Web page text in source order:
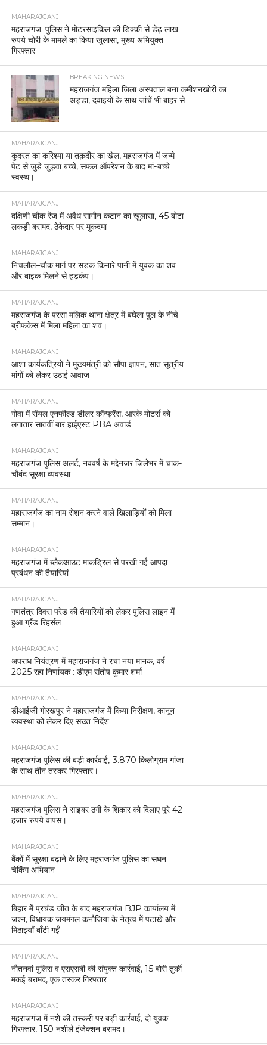
MAHARAJGANJ
महराजगंज: पुलिस ने मोटरसाइकिल की डिक्की से डेढ़ लाख
रुपये चोरी के मामले का किया खुलासा, मुख्य अभियुक्त
गिरफ्तार
BREAKING NEWS
महराजगंज महिला जिला अस्पताल बना कमीशनखोरी का
अड्डा, दवाइयों के साथ जांचें भी बाहर से
MAHARAJGANJ
कुदरत का करिश्मा या तक़दीर का खेल, महराजगंज में जन्मे
पेट से जुड़े जुड़वा बच्चे, सफल ऑपरेशन के बाद मां-बच्चे
स्वस्थ।
MAHARAJGANJ
दक्षिणी चौक रेंज में अवैध सागौन कटान का खुलासा, 45 बोटा
लकड़ी बरामद, ठेकेदार पर मुकदमा
MAHARAJGANJ
निचलौल–चौक मार्ग पर सड़क किनारे पानी में युवक का शव
और बाइक मिलने से हड़कंप।
MAHARAJGANJ
महराजगंज के परसा मलिक थाना क्षेत्र में बघेला पुल के नीचे
ब्रीफकेस में मिला महिला का शव।
MAHARAJGANJ
आशा कार्यकत्रियों ने मुख्यमंत्री को सौंपा ज्ञापन, सात सूत्रीय
मांगों को लेकर उठाई आवाज
MAHARAJGANJ
गोवा में रॉयल एनफील्ड डीलर कॉन्फ्रेंस, आरके मोटर्स को
लगातार सातवीं बार हाईएस्ट PBA अवार्ड
MAHARAJGANJ
महराजगंज पुलिस अलर्ट, नववर्ष के मद्देनजर जिलेभर में चाक-
चौबंद सुरक्षा व्यवस्था
MAHARAJGANJ
महाराजगंज का नाम रोशन करने वाले खिलाड़ियों को मिला
सम्मान।
MAHARAJGANJ
महराजगंज में ब्लैकआउट माकड्रिल से परखी गई आपदा
प्रबंधन की तैयारियां
MAHARAJGANJ
गणतंत्र दिवस परेड की तैयारियों को लेकर पुलिस लाइन में
हुआ ग्रैंड रिहर्सल
MAHARAJGANJ
अपराध नियंत्रण में महाराजगंज ने रचा नया मानक, वर्ष
2025 रहा निर्णायक : डीएम संतोष कुमार शर्मा
MAHARAJGANJ
डीआईजी गोरखपुर ने महाराजगंज में किया निरीक्षण, कानून-
व्यवस्था को लेकर दिए सख्त निर्देश
MAHARAJGANJ
महराजगंज पुलिस की बड़ी कार्रवाई, 3.870 किलोग्राम गांजा
के साथ तीन तस्कर गिरफ्तार।
MAHARAJGANJ
महराजगंज पुलिस ने साइबर ठगी के शिकार को दिलाए पूरे 42
हजार रुपये वापस।
MAHARAJGANJ
बैंकों में सुरक्षा बढ़ाने के लिए महराजगंज पुलिस का सघन
चेकिंग अभियान
MAHARAJGANJ
बिहार में प्रचंड जीत के बाद महराजगंज BJP कार्यालय में
जश्न, विधायक जयमंगल कनौजिया के नेतृत्व में पटाखे और
मिठाइयाँ बाँटी गईं
MAHARAJGANJ
नौतनवां पुलिस व एसएसबी की संयुक्त कार्रवाई, 15 बोरी तुर्की
मकई बरामद, एक तस्कर गिरफ्तार
MAHARAJGANJ
महराजगंज में नशे की तस्करी पर बड़ी कार्रवाई, दो युवक
गिरफ्तार, 150 नशीले इंजेक्शन बरामद।